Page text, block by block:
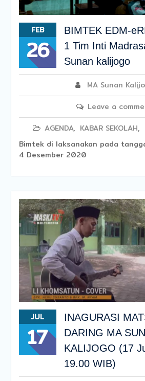
FEB
26
BIMTEK EDM-
1 Tim Inti
Sunan kalijogo
MA Sunan
Leave a
AGENDA, KABAR SEKOLAH,
Bimtek di laksanakan pada
4 Desember 2020
JUL
17
INAGURASI
DARING MA
KALIJOGO (17
19.00 WIB)